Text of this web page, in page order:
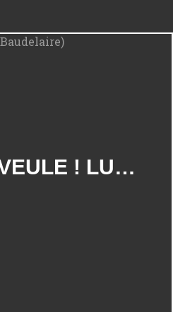
OTAGO PENINSULA : "CE VOYAGEUR AILÉ, COMME IL EST GAUCHE ET VEULE ! LUI NAGUÈRE SI BEAU" ... (L'ALBATROS DE CHARLES BAUDELAIRE)